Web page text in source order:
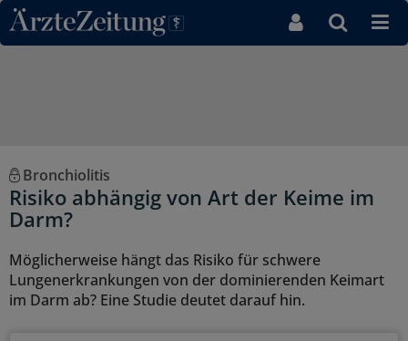
Direkt zum Inhaltsbereich
Bronchiolitis
Risiko abhängig von Art der Keime im
Darm?
Möglicherweise hängt das Risiko für schwere
Lungenerkrankungen von der dominierenden Keimart
im Darm ab? Eine Studie deutet darauf hin.